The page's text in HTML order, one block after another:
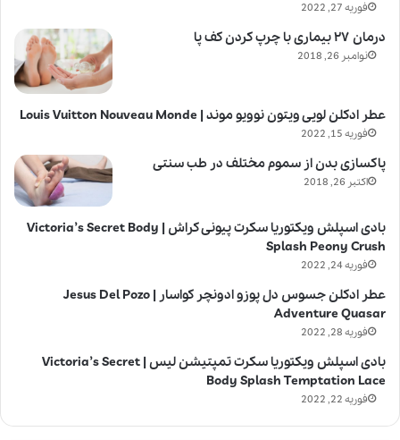
فوریه 27, 2022
درمان ۲۷ بیماری با چرپ کردن کف پا
نوامبر 26, 2018
عطر ادکلن لویی ویتون نوویو موند | Louis Vuitton Nouveau Monde
فوریه 15, 2022
پاکسازی بدن از سموم مختلف در طب سنتی
اکتبر 26, 2018
بادی اسپلش ویکتوریا سکرت پیونی کراش | Victoria’s Secret Body
Splash Peony Crush
فوریه 24, 2022
عطر ادکلن جسوس دل پوزو ادونچر کواسار | Jesus Del Pozo
Adventure Quasar
فوریه 28, 2022
بادی اسپلش ویکتوریا سکرت تمپتیشن لیس | Victoria’s Secret
Body Splash Temptation Lace
فوریه 22, 2022